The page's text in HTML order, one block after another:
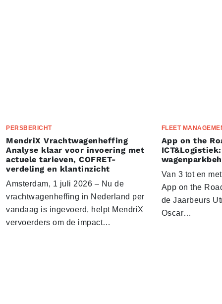
PERSBERICHT
MendriX Vrachtwagenheffing
Analyse klaar voor invoering met
actuele tarieven, COFRET-
verdeling en klantinzicht
Amsterdam, 1 juli 2026 – Nu de
vrachtwagenheffing in Nederland per
vandaag is ingevoerd, helpt MendriX
vervoerders om de impact…
FLEET
App on the
Van 3 tot en
App on the
de Jaarbeurs
Oscar…